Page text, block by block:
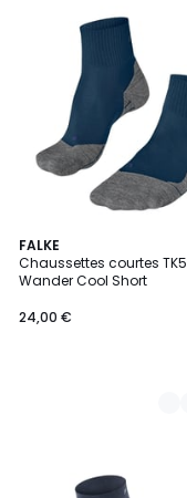
FALKE
Chaussettes courtes TK5
Wander Cool Short
24,00 €
2
Couleurs